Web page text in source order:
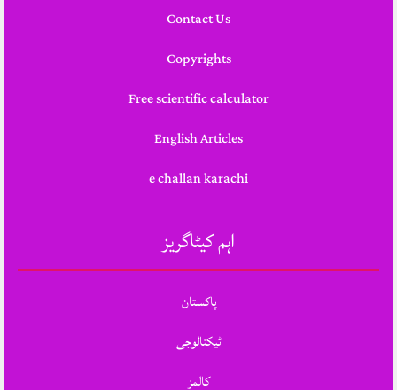
Contact Us
Copyrights
Free scientific calculator
English Articles
e challan karachi
اہم کیٹاگریز
پاکستان
ٹیکنالوجی
کالمز